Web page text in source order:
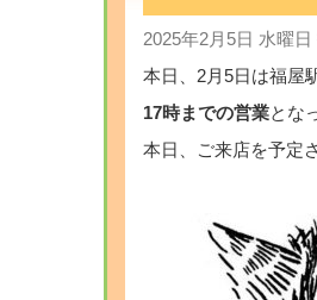
2025年2月5日 水曜日
本日、2月5日は福屋
17時までの営業とな
本日、ご来店を予定